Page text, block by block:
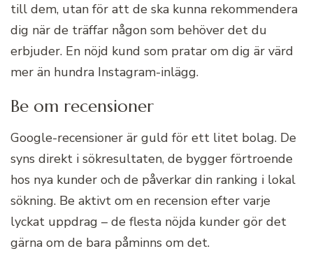
till dem, utan för att de ska kunna rekommendera
dig när de träffar någon som behöver det du
erbjuder. En nöjd kund som pratar om dig är värd
mer än hundra Instagram-inlägg.
Be om recensioner
Google-recensioner är guld för ett litet bolag. De
syns direkt i sökresultaten, de bygger förtroende
hos nya kunder och de påverkar din ranking i lokal
sökning. Be aktivt om en recension efter varje
lyckat uppdrag – de flesta nöjda kunder gör det
gärna om de bara påminns om det.